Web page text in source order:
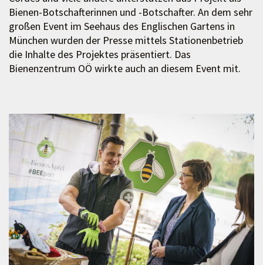
Bienen-Botschafterinnen und -Botschafter. An dem sehr
großen Event im Seehaus des Englischen Gartens in
München wurden der Presse mittels Stationenbetrieb
die Inhalte des Projektes präsentiert. Das
Bienenzentrum OÖ wirkte auch an diesem Event mit.